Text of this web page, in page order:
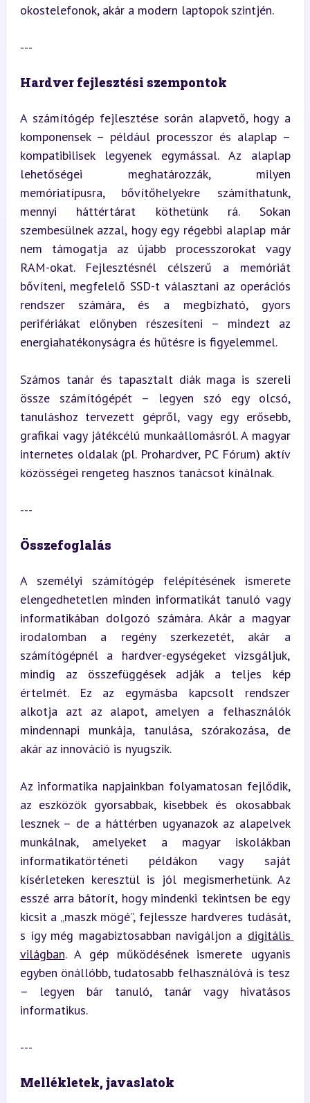
okostelefonok, akár a modern laptopok szintjén.
---
Hardver fejlesztési szempontok
A számítógép fejlesztése során alapvető, hogy a
komponensek – például processzor és alaplap –
kompatibilisek legyenek egymással. Az alaplap
lehetőségei meghatározzák, milyen
memóriatípusra, bővítőhelyekre számíthatunk,
mennyi háttértárat köthetünk rá. Sokan
szembesülnek azzal, hogy egy régebbi alaplap már
nem támogatja az újabb processzorokat vagy
RAM-okat. Fejlesztésnél célszerű a memóriát
bővíteni, megfelelő SSD-t választani az operációs
rendszer számára, és a megbízható, gyors
perifériákat előnyben részesíteni – mindezt az
energiahatékonyságra és hűtésre is figyelemmel.
Számos tanár és tapasztalt diák maga is szereli
össze számítógépét – legyen szó egy olcsó,
tanuláshoz tervezett gépről, vagy egy erősebb,
grafikai vagy játékcélú munkaállomásról. A magyar
internetes oldalak (pl. Prohardver, PC Fórum) aktív
közösségei rengeteg hasznos tanácsot kínálnak.
---
Összefoglalás
A személyi számítógép felépítésének ismerete
elengedhetetlen minden informatikát tanuló vagy
informatikában dolgozó számára. Akár a magyar
irodalomban a regény szerkezetét, akár a
számítógépnél a hardver-egységeket vizsgáljuk,
mindig az összefüggések adják a teljes kép
értelmét. Ez az egymásba kapcsolt rendszer
alkotja azt az alapot, amelyen a felhasználók
mindennapi munkája, tanulása, szórakozása, de
akár az innováció is nyugszik.
Az informatika napjainkban folyamatosan fejlődik,
az eszközök gyorsabbak, kisebbek és okosabbak
lesznek – de a háttérben ugyanazok az alapelvek
munkálnak, amelyeket a magyar iskolákban
informatikatörténeti példákon vagy saját
kísérleteken keresztül is jól megismerhetünk. Az
esszé arra bátorít, hogy mindenki tekintsen be egy
kicsit a „maszk mögé”, fejlessze hardveres tudását,
s így még magabiztosabban navigáljon a digitális
világban. A gép működésének ismerete ugyanis
egyben önállóbb, tudatosabb felhasználóvá is tesz
– legyen bár tanuló, tanár vagy hivatásos
informatikus.
---
Mellékletek, javaslatok